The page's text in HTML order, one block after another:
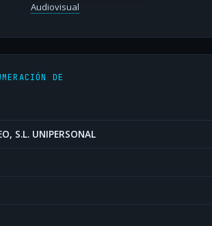
Audiovisual
DE
S.L. UNIPERSONAL